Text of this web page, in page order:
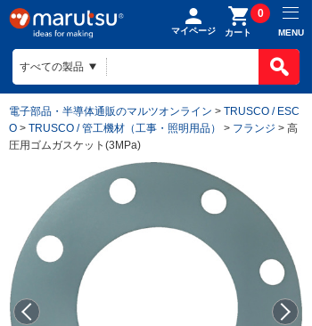
マイページ カート
0
MENU
電子部品・半導体通販のマルツオンライン > TRUSCO / ESC
O > TRUSCO / 管工機材（工事・照明用品） > フランジ > 高
圧用ゴムガスケット(3MPa)